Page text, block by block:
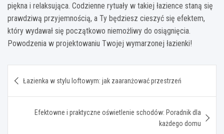
piękna i relaksująca. Codzienne rytuały w takiej łazience staną się
prawdziwą przyjemnością, a Ty będziesz cieszyć się efektem,
który wydawał się początkowo niemożliwy do osiągnięcia.
Powodzenia w projektowaniu Twojej wymarzonej łazienki!
wpisu
Łazienka w stylu loftowym: jak zaaranżować przestrzeń
Efektowne i praktyczne oświetlenie schodów: Poradnik dla
każdego domu